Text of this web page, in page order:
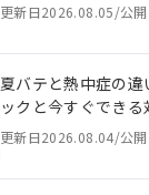
更新日2026.08.05/公
夏バテと熱中症の
ックと今すぐできる
更新日2026.08.04/公